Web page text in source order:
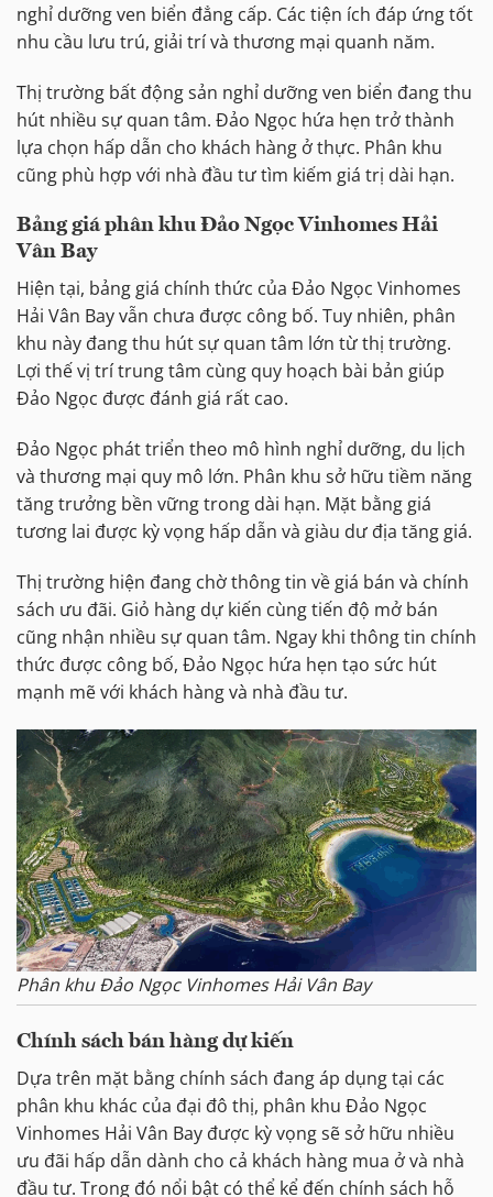
nghỉ dưỡng ven biển đẳng cấp. Các tiện ích đáp ứng tốt
nhu cầu lưu trú, giải trí và thương mại quanh năm.
Thị trường bất động sản nghỉ dưỡng ven biển đang thu
hút nhiều sự quan tâm. Đảo Ngọc hứa hẹn trở thành
lựa chọn hấp dẫn cho khách hàng ở thực. Phân khu
cũng phù hợp với nhà đầu tư tìm kiếm giá trị dài hạn.
Bảng giá phân khu Đảo Ngọc Vinhomes Hải
Vân Bay
Hiện tại, bảng giá chính thức của Đảo Ngọc Vinhomes
Hải Vân Bay vẫn chưa được công bố. Tuy nhiên, phân
khu này đang thu hút sự quan tâm lớn từ thị trường.
Lợi thế vị trí trung tâm cùng quy hoạch bài bản giúp
Đảo Ngọc được đánh giá rất cao.
Đảo Ngọc phát triển theo mô hình nghỉ dưỡng, du lịch
và thương mại quy mô lớn. Phân khu sở hữu tiềm năng
tăng trưởng bền vững trong dài hạn. Mặt bằng giá
tương lai được kỳ vọng hấp dẫn và giàu dư địa tăng giá.
Thị trường hiện đang chờ thông tin về giá bán và chính
sách ưu đãi. Giỏ hàng dự kiến cùng tiến độ mở bán
cũng nhận nhiều sự quan tâm. Ngay khi thông tin chính
thức được công bố, Đảo Ngọc hứa hẹn tạo sức hút
mạnh mẽ với khách hàng và nhà đầu tư.
Phân khu Đảo Ngọc Vinhomes Hải Vân Bay
Chính sách bán hàng dự kiến
Dựa trên mặt bằng chính sách đang áp dụng tại các
phân khu khác của đại đô thị, phân khu Đảo Ngọc
Vinhomes Hải Vân Bay được kỳ vọng sẽ sở hữu nhiều
ưu đãi hấp dẫn dành cho cả khách hàng mua ở và nhà
đầu tư. Trong đó nổi bật có thể kể đến chính sách hỗ